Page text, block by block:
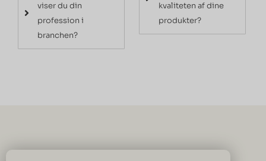
viser du din
profession i
branchen?
kvaliteten af dine
produkter?